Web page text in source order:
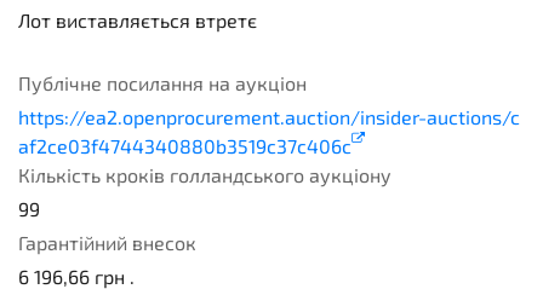
Лот виставляється втретє
Публічне посилання на аукціон
https://ea2.openprocurement.auction/insider-auctions/c
af2ce03f4744340880b3519c37c406c
Кількість кроків голландського аукціону
99
Гарантійний внесок
6 196,66 грн .